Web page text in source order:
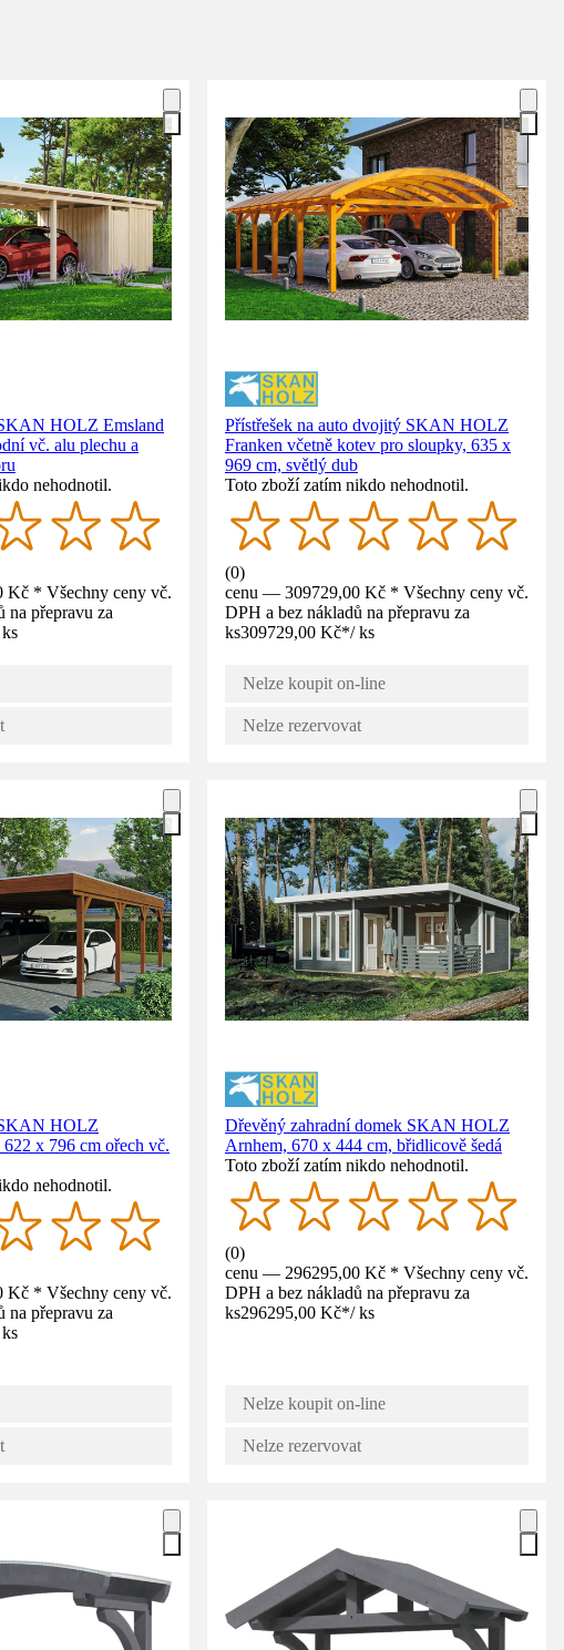
HOLZ Emsland
vč. alu plechu a
nehodnotil.
* Všechny ceny vč.
na přepravu za
ks
Přístřešek na auto dvojitý SKAN HOLZ
Franken včetně kotev pro sloupky, 635 x
969 cm, světlý dub
Toto zboží zatím nikdo nehodnotil.
(0)
cenu — 309729,00 Kč * Všechny ceny vč.
DPH a bez nákladů na přepravu za
ks309729,00 Kč*/ ks
Nelze koupit on-line
Nelze rezervovat
HOLZ
x 796 cm ořech vč.
nehodnotil.
* Všechny ceny vč.
na přepravu za
ks
Dřevěný zahradní domek SKAN HOLZ
Arnhem, 670 x 444 cm, břidlicově šedá
Toto zboží zatím nikdo nehodnotil.
(0)
cenu — 296295,00 Kč * Všechny ceny vč.
DPH a bez nákladů na přepravu za
ks296295,00 Kč*/ ks
Nelze koupit on-line
Nelze rezervovat